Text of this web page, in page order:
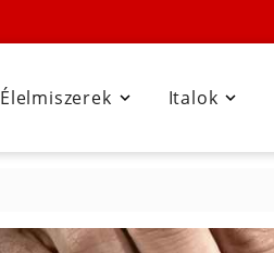

Élelmiszerek 
Italok